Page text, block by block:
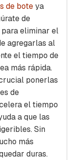
de boteya
de
eliminar el
agregarlas al
el tiempo de
más rápida.
ponerlas
de
el tiempo
a que las
Sin
más
duras.